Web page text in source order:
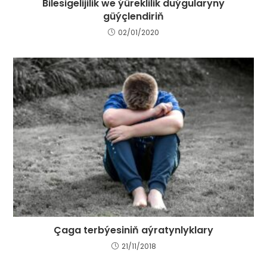
Bilesigelijilik we ýüreklilik duýgularyny
güýçlendiriň
02/01/2020
Çaga terbýesiniň aýratynlyklary
21/11/2018